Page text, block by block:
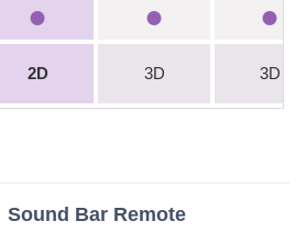
● ● ●
2D 3D 3D
Sound Bar Remote